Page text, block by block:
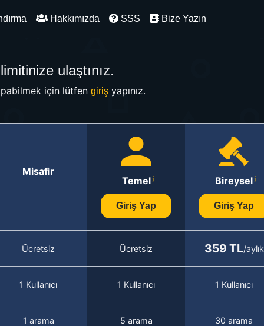
Hakkımızda SSS Bize Yazın
ulaştınız.
için lütfen girişyapınız.
Misafir
Temel
Giriş Yap
Bireysel
Giriş Yap
Ücretsiz Ücretsiz 359 TL/aylık
1 Kullanıcı 1 Kullanıcı 1 Kullanıcı
1 arama 5 arama 30 arama